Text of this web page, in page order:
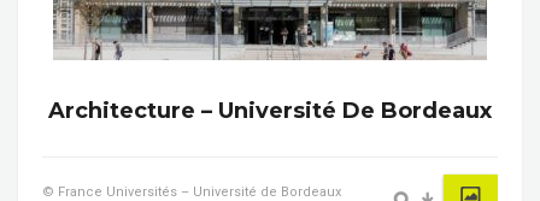
Architecture – Université De Bordeaux
© France Universités – Université de Bordeaux